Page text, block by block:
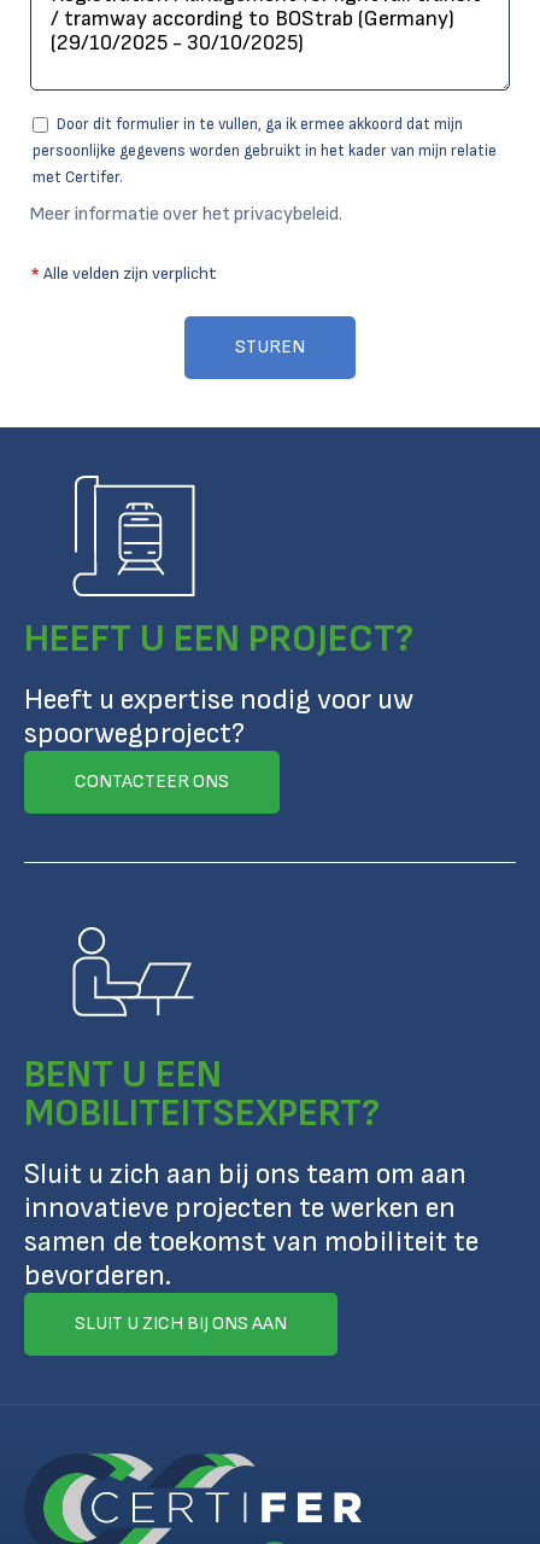
Door dit formulier in te vullen, ga ik ermee akkoord dat mijn
persoonlijke gegevens worden gebruikt in het kader van mijn relatie
met Certifer.
Meer informatie over het privacybeleid.
* Alle velden zijn verplicht
HEEFT U EEN PROJECT?
Heeft u expertise nodig voor uw
spoorwegproject?
CONTACTEER ONS
BENT U EEN
MOBILITEITSEXPERT?
Sluit u zich aan bij ons team om aan
innovatieve projecten te werken en
samen de toekomst van mobiliteit te
bevorderen.
SLUIT U ZICH BIJ ONS AAN